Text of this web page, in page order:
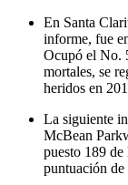
En Santa
informe, fue
Ocupó el No.
mortales, se
heridos en
La siguiente
McBean
puesto 189 de
puntuación de